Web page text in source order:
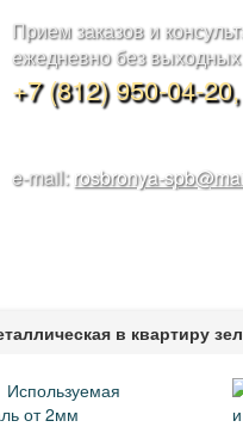
Прием заказов и
ежедневно без
+7 (812) 950-04-20,
e-mail: rosbronya-
в квартиру
Используемая
от 2мм